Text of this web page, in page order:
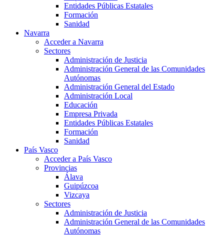
Entidades Públicas Estatales
Formación
Sanidad
Navarra
Acceder a Navarra
Sectores
Administración de Justicia
Administración General de las Comunidades
Autónomas
Administración General del Estado
Administración Local
Educación
Empresa Privada
Entidades Públicas Estatales
Formación
Sanidad
País Vasco
Acceder a País Vasco
Provincias
Álava
Guipúzcoa
Vizcaya
Sectores
Administración de Justicia
Administración General de las Comunidades
Autónomas